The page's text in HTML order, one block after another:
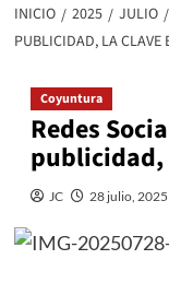
INICIO 2025 JULIO
PUBLICIDAD, LA CLAVE
Coyuntura
Redes
publicidad,
JC 28 julio, 2025